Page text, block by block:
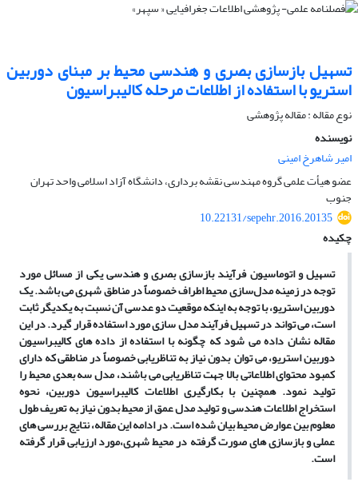
تسهیل بازسازی بصری و هندسی محیط بر مبنای دوربین
استریو با استفاده از اطلاعات مرحله کالیبراسیون
نوع مقاله : مقاله پژوهشی
نویسنده
امیر شاهرخ امینی
عضو هیأت علمی گروه مهندسی نقشه برداری، دانشگاه آزاد اسلامی واحد تهران
جنوب
10.22131/sepehr.2016.20135
چکیده
تسهیل و اتوماسیون فرآیند بازسازی بصری و هندسی یکی از مسائل مورد
توجه در زمینه مدل‌سازی محیط اطراف خصوصاً در مناطق شهری می باشد. یک
دوربین استریو، با توجه به اینکه موقعیت دو عدسی آن نسبت به یکدیگر ثابت
است، می تواند در تسهیل فرآیند مدل سازی مورد استفاده قرار گیرد. در این
مقاله نشان داده می شود که چگونه با استفاده از داده های کالیبراسیون
دوربین استریو، می توان بدون نیاز به تناظریابی خصوصاً در مناطقی که دارای
کمبود محتوای اطلاعاتی بالا جهت تناظریابی می باشند، مدل سه بعدی محیط را
تولید نمود. همچنین با بکارگیری اطلاعات کالیبراسیون دوربین، نحوه
استخراج اطلاعات هندسی و تولید مدل عمق از محیط بدون نیاز به تعریف طول
معلوم بین عوارض محیط بیان شده است. در ادامه این مقاله، نتایج بررسی های
عملی و بازسازی های صورت گرفته در محیط شهری،مورد ارزیابی قرار گرفته
است.